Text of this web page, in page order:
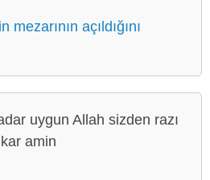
açıldığını
uygun Allah sizden razı
amin